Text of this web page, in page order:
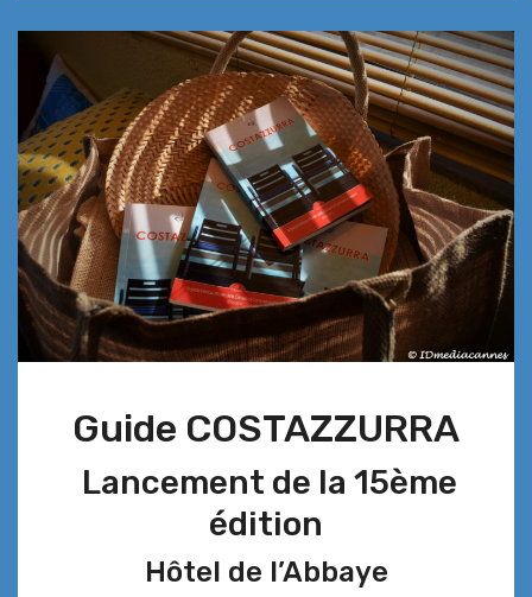
Guide COSTAZZURRA
Lancement de la 15ème
édition
Hôtel de l’Abbaye